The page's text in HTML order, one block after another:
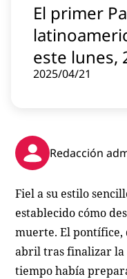
Contenido patrocinado
Instagram
El primer
este lunes,
2025/04/21
Redacción
Fiel a su estilo
establecido cómo
muerte. El pontífice,
abril tras finalizar la
tiempo había